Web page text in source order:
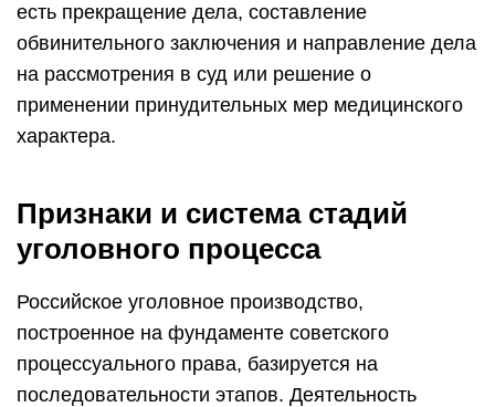
есть прекращение дела, составление
обвинительного заключения и направление дела
на рассмотрения в суд или решение о
применении принудительных мер медицинского
характера.
Признаки и система стадий
уголовного процесса
Российское уголовное производство,
построенное на фундаменте советского
процессуального права, базируется на
последовательности этапов. Деятельность